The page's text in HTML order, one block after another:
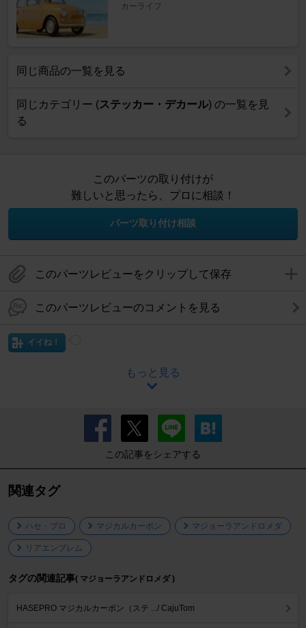
カーライフ
同じ商品の一覧を見る
同じカテゴリー (ステッカー・デカール) の一覧を見
る
このパーツの取り付けが
難しいと思ったら、プロに相談！
パーツ取り付け相談
このパーツレビューをクリップして保存
このパーツレビューのコメントを見る
イイね！
もっと見る
この記事をシェアする
関連タグ
ハセ・プロ マジカルカーボン マジョーラアンドロメダ
リアエンブレム
タグの関連記事( マジョーラアンドロメダ )
HASEPRO マジカルカーボン（ステ .../ CajuTom